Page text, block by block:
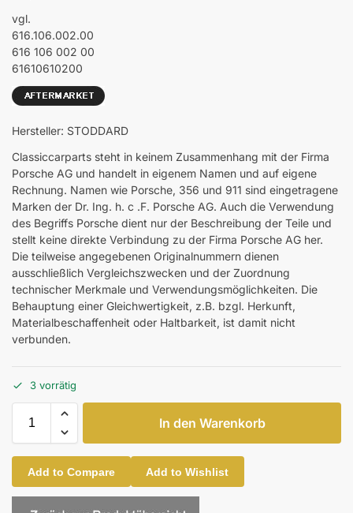
vgl.
616.106.002.00
616 106 002 00
61610610200
Hersteller: STODDARD
Classiccarparts steht in keinem Zusammenhang mit der Firma
Porsche AG und handelt in eigenem Namen und auf eigene
Rechnung. Namen wie Porsche, 356 und 911 sind eingetragene
Marken der Dr. Ing. h. c .F. Porsche AG. Auch die Verwendung
des Begriffs Porsche dient nur der Beschreibung der Teile und
stellt keine direkte Verbindung zu der Firma Porsche AG her.
Die teilweise angegebenen Originalnummern dienen
ausschließlich Vergleichszwecken und der Zuordnung
technischer Merkmale und Verwendungsmöglichkeiten. Die
Behauptung einer Gleichwertigkeit, z.B. bzgl. Herkunft,
Materialbeschaffenheit oder Haltbarkeit, ist damit nicht
verbunden.
3 vorrätig
In den Warenkorb
Add to Compare Add to Wishlist